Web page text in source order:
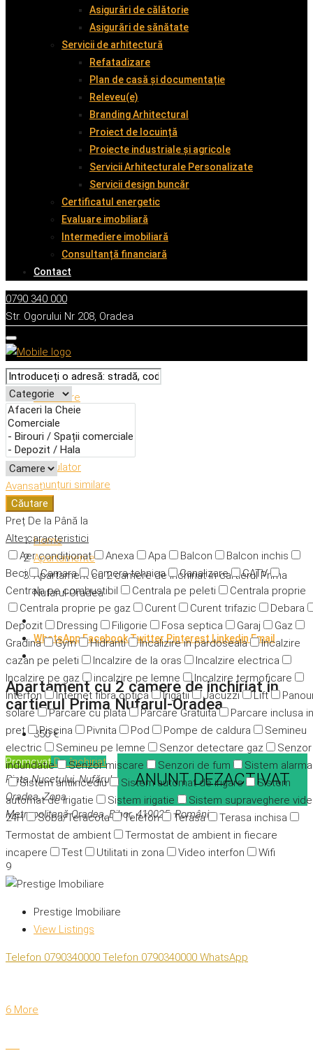
Asigurări de călătorie
Asigurări de sănătate
Servicii de arhitectură
Refatadizare
Plan de casă și documentație
Releveu(e)
Branding Arhitectural
Proiect de locuință
Proiecte industriale și agricole
Servicii Arhitecturale Personalizate
Servicii design buncăr
Certificatul energetic
Evaluare imobiliară
Intermediere imobiliară
Consultanță financiară
Contact
0790 340 000
Str. Ogorului Nr 208, Oradea
Avansat
Căutare
Preț De la Până la
Alte caracteristici
Aer condiționat
Anexa Apa Balcon
Balcon inchis
Beci
Camara Camera tehnica Canalizare
CATV
Centrala pe combustibil
Centrala pe peleti
Centrala proprie
Centrala proprie pe gaz
Curent Curent trifazic
Debara
Depozit
Dressing Filigorie Fosa septica Garaj
Gaz
Gradina
Gym Hidranti Incalizire in pardoseala
Incalzire
cazan pe peleti
Incalzire de la oras
Incalzire electrica
Incalzire pe gaz
incalzire pe lemne
Incalzire termoficare
Interfon
Internet fibra optica Irigatii Jacuzzi Lift
solare
Parcare cu plata Parcare Gratuita
Parcare inclusa in
pret
Piscina Pivnita Pod Pompe de caldura
Semineu
electric
Semineu pe lemne Senzor detectare gaz
Senzor
indundatie
Senzor miscare Senzori de fum
Sistem alarma
Sistem antiincediu
Sistem automat de irigare
Sistem
automat de irigatie
Sistem irigatie
Sistem supraveghere
24H
Soba/Teracota Telefon Terasa
Terasa inchisa
Termostat de ambient
Termostat de ambient in fiecare
incapere
Test Utilitati in zona Video interfon Wifi
Descriere
Caracteristici
Adresă
Detalii
Calculator
Anunțuri similare
Home
Apartamente
Apartament cu 2 camere de inchiriat in cartierul Prima
Nufarul-Oradea
WhatsAppFacebookTwitter Pinterest LinkedinEmail
Apartament cu 2 camere de inchiriat in
cartierul Prima Nufarul-Oradea
350 €
PromovatDe închiriat
ANUNT DEZACTIVAT
Piața Nucetului, Nufărul,
Oradea, Zona
Metropolitană Oradea, Bihor, 419025, România
9
Prestige Imobiliare
View Listings
Telefon 0790340000 Telefon 0790340000 WhatsApp
6 More